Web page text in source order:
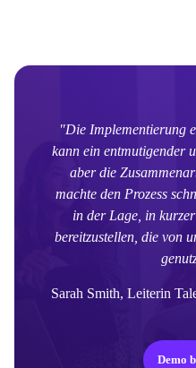
"Die Implementierung
kann ein entmutigender
aber die
machte den Prozess
in der Lage, in
bereitzustellen, die von
Sarah Smith, Leiterin
Demo